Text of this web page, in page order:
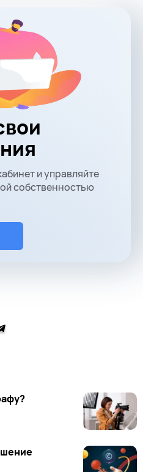
и управляйте
собственностью